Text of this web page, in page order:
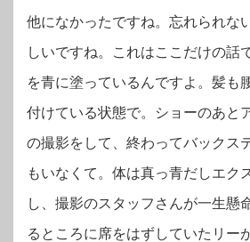
他になかったですね。忘れられな
しいですね。これはここだけの話
を青に塗っているんですよ。髪も
付けている状態で。ショーのあと
の撮影をして、終わってバックス
もいなくて。体は真っ青だしエク
し、撮影のスタッフさんが一生懸
るところに席をはずしていたリー